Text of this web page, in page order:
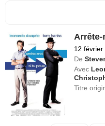
12 février
De
Avec
Titre